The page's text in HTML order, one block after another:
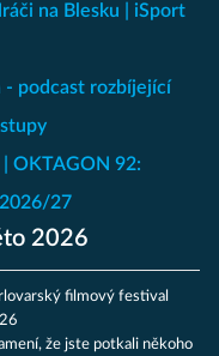
na Blesku
iSport
- podcast rozbíjející
OKTAGON 92:
27
2026
filmový festival
že jste potkali někoho